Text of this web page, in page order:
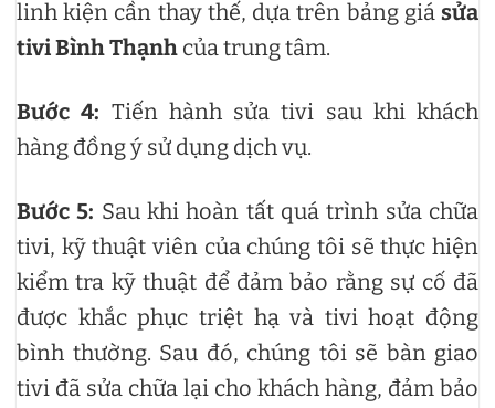
linh kiện cần thay thế, dựa trên bảng giá sửa
tivi Bình Thạnh của trung tâm.
Bước 4: Tiến hành sửa tivi sau khi khách
hàng đồng ý sử dụng dịch vụ.
Bước 5: Sau khi hoàn tất quá trình sửa chữa
tivi, kỹ thuật viên của chúng tôi sẽ thực hiện
kiểm tra kỹ thuật để đảm bảo rằng sự cố đã
được khắc phục triệt hạ và tivi hoạt động
bình thường. Sau đó, chúng tôi sẽ bàn giao
tivi đã sửa chữa lại cho khách hàng, đảm bảo